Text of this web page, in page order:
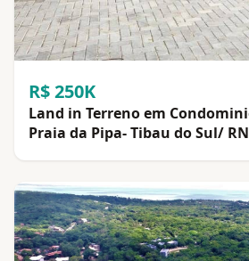
R$ 250K
Land in Terreno em
Praia da Pipa- Tibau do Sul/ RN